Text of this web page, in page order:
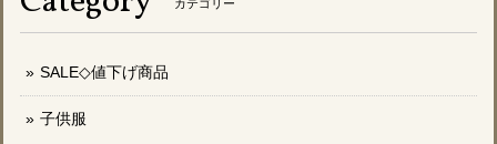
カテゴリー
SALE◇値下げ商品
子供服